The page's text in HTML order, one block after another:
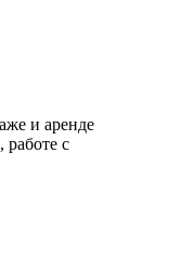
и аренде
с